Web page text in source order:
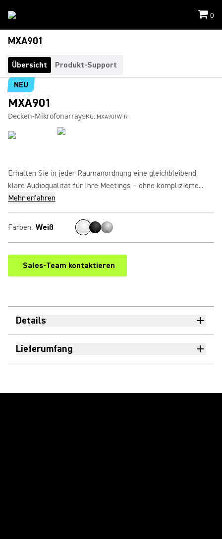
0
MXA901
Übersicht
Produkt-Support
NEU
MXA901
Decken-MikrofonarraySKU: MXA901W-R
Erhalten Sie in jeder Raumanordnung eine gleichbleibend
klare Audioqualität für Ihre Meetings – ohne komplizierte...
Mehr erfahren
Farben: Weiß
Sales-Team kontaktieren
Details
Lieferumfang